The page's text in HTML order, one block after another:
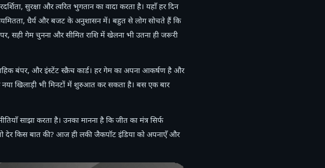
सुरक्षा और त्वरित भुगतान का वादा करता है। यहाँ हर दिन
धैर्य और बजट के अनुशासन में। बहुत से लोग सोचते हैं कि
सही गेम चुनना और सीमित राशि में खेलना भी उतना ही जरूरी
बंपर, और इंस्टेंट स्क्रैच कार्ड। हर गेम का अपना आकर्षण है और
खिलाड़ी भी मिनटों में शुरुआत कर सकता है। बस एक बार
साझा करता है। उनका मानना है कि जीत का मंत्र सिर्फ
देर किस बात की? आज ही लकी जैकपॉट इंडिया को अपनाएँ और